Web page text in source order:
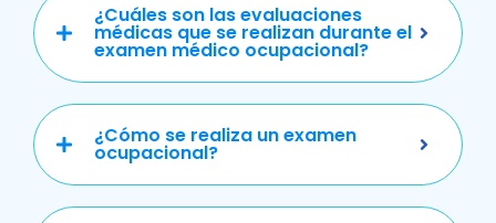
¿Cuáles son las evaluaciones
médicas que se realizan durante el
examen médico ocupacional?
¿Cómo se realiza un examen
ocupacional?